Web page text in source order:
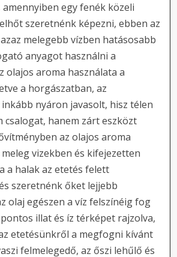
egy fenék közeli
szeretnénk képezni, ebben az
melegebb vízben hatásosabb
anyagot használni a
olajos aroma használata a
a horgászatban, az
nyáron javasolt, hisz télen
csalogat, hanem zárt eszközt
az olajos aroma
vizekben és kifejezetten
a halak az etetés felett
szeretnénk őket lejjebb
olaj egészen a víz felszínéig fog
illat és íz térképet rajzolva,
etetésünkről a megfogni kívánt
felmelegedő, az őszi lehűlő és